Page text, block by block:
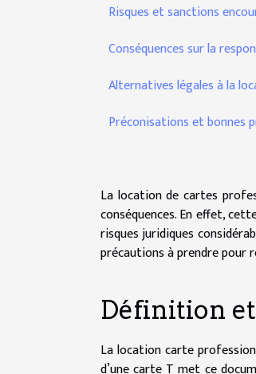
Risques et sanctions
Conséquences sur la
Alternatives légales à la
Préconisations et bonnes
La location de cartes
conséquences. En effet,
risques juridiques
précautions à prendre
Définition
La location carte
d’une carte T met ce